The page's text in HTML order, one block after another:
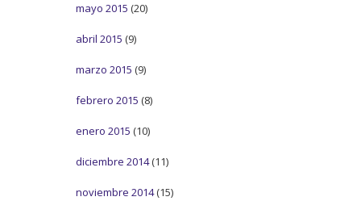
mayo 2015 (20)
abril 2015 (9)
marzo 2015 (9)
febrero 2015 (8)
enero 2015 (10)
diciembre 2014(11)
noviembre 2014(15)